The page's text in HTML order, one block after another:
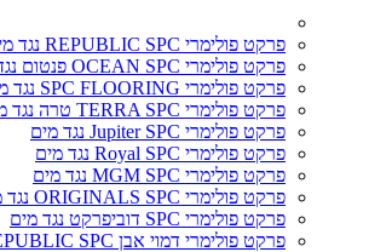
פרקט פולימרי REPUBLIC SPC נגד מים
פרקט פולימרי OCEAN SPC פנטום נגד מים
פרקט פולימרי SPC FLOORING נגד מים
פרקט פולימרי TERRA SPC טרה נגד מים
פרקט פולימרי Jupiter SPC נגד מים
פרקט פולימרי Royal SPC נגד מים
פרקט פולימרי MGM SPC נגד מים
פרקט פולימרי ORIGINALS SPC נגד מים
פרקט פולימרי SPC דוביפרקט נגד מים
פרקט פולימרי דמוי אבן REPUBLIC SPC נגד מים